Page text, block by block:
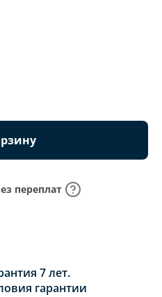
переплат
7 лет.
гарантии